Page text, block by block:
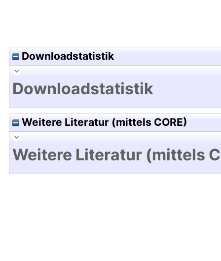
Downloadstatistik
Downloadstatistik
Weitere Literatur (mittels CORE)
Weitere Literatur (mittels